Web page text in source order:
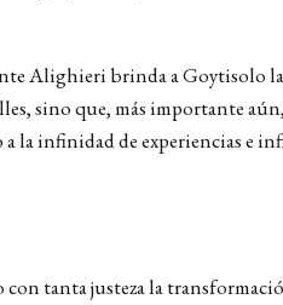
Alighieri brinda a Goytisolo
sino que, más importante
infinidad de experiencias e
tanta justeza la